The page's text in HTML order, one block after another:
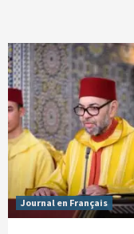
Journal en Français